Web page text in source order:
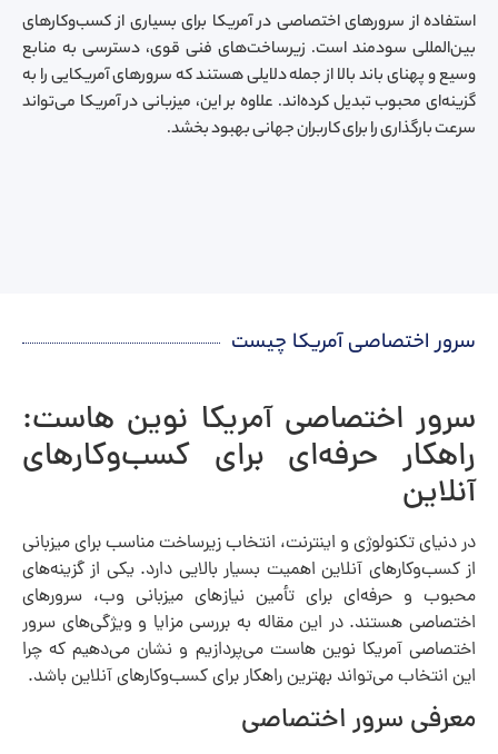
استفاده از سرورهای اختصاصی در آمریکا برای بسیاری از کسب‌وکارهای
بین‌المللی سودمند است. زیرساخت‌های فنی قوی، دسترسی به منابع
وسیع و پهنای باند بالا از جمله دلایلی هستند که سرورهای آمریکایی را به
گزینه‌ای محبوب تبدیل کرده‌اند. علاوه بر این، میزبانی در آمریکا می‌تواند
سرعت بارگذاری را برای کاربران جهانی بهبود بخشد.
سرور اختصاصی آمریکا چیست
سرور اختصاصی آمریکا نوین هاست:
راهکار حرفه‌ای برای کسب‌وکارهای
آنلاین
در دنیای تکنولوژی و اینترنت، انتخاب زیرساخت مناسب برای میزبانی
از کسب‌وکارهای آنلاین اهمیت بسیار بالایی دارد. یکی از گزینه‌های
محبوب و حرفه‌ای برای تأمین نیازهای میزبانی وب، سرورهای
اختصاصی هستند. در این مقاله به بررسی مزایا و ویژگی‌های سرور
اختصاصی آمریکا نوین هاست می‌پردازیم و نشان می‌دهیم که چرا
این انتخاب می‌تواند بهترین راهکار برای کسب‌وکارهای آنلاین باشد.
معرفی سرور اختصاصی